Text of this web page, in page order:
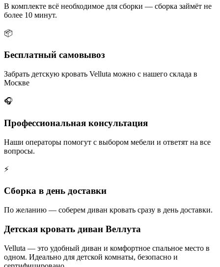
В комплекте всё необходимое для сборки — сборка займёт не
более 10 минут.
📦
Бесплатный самовывоз
Забрать детскую кровать Velluta можно с нашего склада в
Москве
🎧
Профессиональная консультация
Наши операторы помогут с выбором мебели и ответят на все
вопросы.
⚡
Сборка в день доставки
По желанию — соберем диван кровать сразу в день доставки.
Детская кровать диван Веллута
Velluta — это удобный диван и комфортное спальное место в
одном. Идеально для детской комнаты, безопасно и